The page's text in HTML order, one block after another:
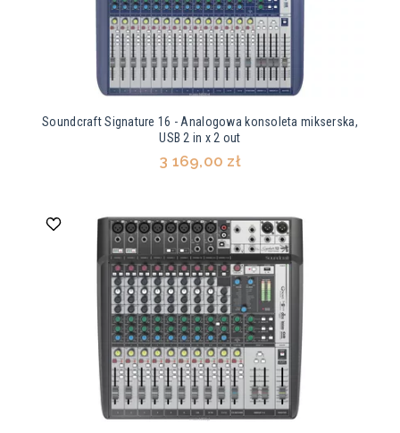
Soundcraft Signature 16 - Analogowa konsoleta mikserska,
USB 2 in x 2 out
3 169,00 zł